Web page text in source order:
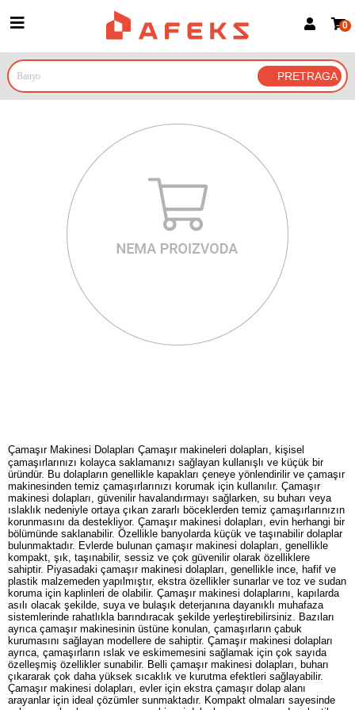
Prijava za članove
Prijavite se Google nalogom
0
Çamaşır Makinesi Dolapları Çamaşır makineleri dolapları, kişisel
çamaşırlarınızı kolayca saklamanızı sağlayan kullanışlı ve küçük bir
üründür. Bu dolapların genellikle kapakları çeneye yönlendirilir ve çamaşır
makinesinden temiz çamaşırlarınızı korumak için kullanılır. Çamaşır
makinesi dolapları, güvenilir havalandırmayı sağlarken, su buharı veya
ıslaklık nedeniyle ortaya çıkan zararlı böceklerden temiz çamaşırlarınızın
korunmasını da destekliyor. Çamaşır makinesi dolapları, evin herhangi bir
bölümünde saklanabilir. Özellikle banyolarda küçük ve taşınabilir dolaplar
bulunmaktadır. Evlerde bulunan çamaşır makinesi dolapları, genellikle
kompakt, şık, taşınabilir, sessiz ve çok güvenilir olarak özelliklere
sahiptir. Piyasadaki çamaşır makinesi dolapları, genellikle ince, hafif ve
plastik malzemeden yapılmıştır, ekstra özellikler sunarlar ve toz ve sudan
koruma için kaplinleri de olabilir. Çamaşır makinesi dolaplarını, kapılarda
asılı olacak şekilde, suya ve bulaşık deterjanına dayanıklı muhafaza
sistemlerinde rahatlıkla barındıracak şekilde yerleştirebilirsiniz. Bazıları
ayrıca çamaşır makinesinin üstüne konulan, çamaşırların çabuk
kurumasını sağlayan modellere de sahiptir. Çamaşır makinesi dolapları
ayrıca, çamaşırların ıslak ve eskimemesini sağlamak için çok sayıda
özelleşmiş özellikler sunabilir. Belli çamaşır makinesi dolapları, buharı
çıkararak çok daha yüksek sıcaklık ve kurutma efektleri sağlayabilir.
Çamaşır makinesi dolapları, evler için ekstra çamaşır dolap alanı
arayanlar için ideal çözümler sunmaktadır. Kompakt olmaları sayesinde